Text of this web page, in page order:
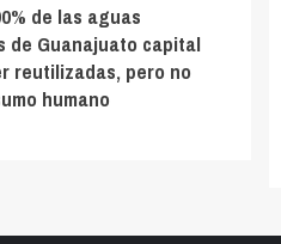
de las aguas
de Guanajuato capital
reutilizadas, pero no
humano